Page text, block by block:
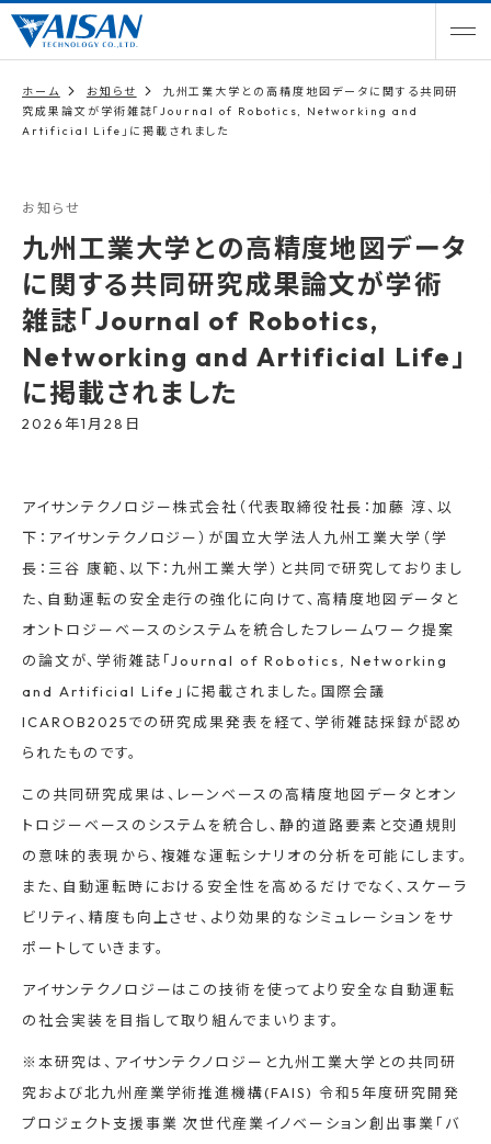
ホーム お知らせ
九州工業大学との高精度地図データに関する共同研
究成果論文が学術雑誌「Journal of Robotics, Networking and
Artificial Life」に掲載されました
お知らせ
九州工業大学との高精度地図データ
に関する共同研究成果論文が学術
雑誌「Journal of Robotics,
Networking and Artificial Life」
に掲載されました
2026年1月28日
アイサンテクノロジー株式会社（代表取締役社長：加藤 淳、以
下：アイサンテクノロジー）が国立大学法人九州工業大学（学
長：三谷 康範、以下：九州工業大学）と共同で研究しておりまし
た、自動運転の安全走行の強化に向けて、高精度地図データと
オントロジーベースのシステムを統合したフレームワーク提案
の論文が、学術雑誌「Journal of Robotics, Networking
and Artificial Life」に掲載されました。国際会議
ICAROB2025での研究成果発表を経て、学術雑誌採録が認め
られたものです。
この共同研究成果は、レーンベースの高精度地図データとオン
トロジーベースのシステムを統合し、静的道路要素と交通規則
の意味的表現から、複雑な運転シナリオの分析を可能にします。
また、自動運転時における安全性を高めるだけでなく、スケーラ
ビリティ、精度も向上させ、より効果的なシミュレーションをサ
ポートしていきます。
アイサンテクノロジーはこの技術を使ってより安全な自動運転
の社会実装を目指して取り組んでまいります。
※本研究は、アイサンテクノロジーと九州工業大学との共同研
究および北九州産業学術推進機構(FAIS) 令和5年度研究開発
プロジェクト支援事業 次世代産業イノベーション創出事業「バ